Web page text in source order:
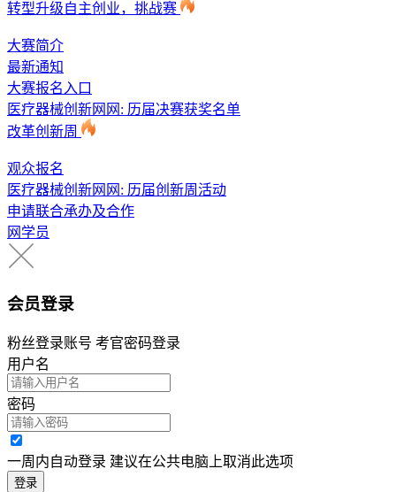
转型升级自主创业，挑战赛
大赛简介
最新通知
大赛报名入口
医疗器械创新网网: 历届决赛获奖名单
改革创新周
观众报名
医疗器械创新网网: 历届创新周活动
申请联合承办及合作
网学员
会员登录
粉丝登录账号 考官密码登录
用户名
密码
一周内自动登录 建议在公共电脑上取消此选项
登录